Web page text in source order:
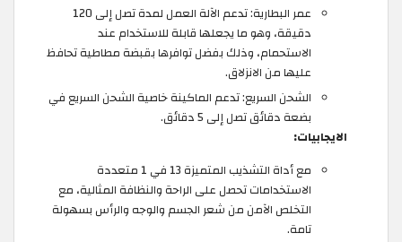
عمر البطارية: تدعم الآلة العمل لمدة تصل إلى 120
دقيقة، وهو ما يجعلها قابلة للاستخدام عند
الاستحمام، وذلك بفضل توافرها بقبضة مطاطية تحافظ
عليها من الانزلاق.
الشحن السريع: تدعم الماكينة خاصية الشحن السريع في
بضعة دقائق تصل إلى 5 دقائق.
الايجابيات:
مع أداة التشذيب المتميزة 13 في 1 متعددة
الاستخدامات تحصل على الراحة والنظافة المثالية، مع
التخلص الآمن من شعر الجسم والوجه والرأس بسهولة
تامة.